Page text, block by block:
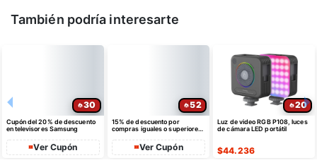
También podría interesarte
30
Cupón del 20% de descuento
en televisores Samsung
Ver Cupón
52
15% de descuento por
compras iguales o superiores
de dto
Ver Cupón
20
Luz de video RGB P108, luces
de cámara LED portátil
$44.236